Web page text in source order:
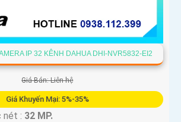
IP 32 KÊNH DAHUA DHI-NVR5832-EI2
Giá Bán: Liên hệ
Giá Khuyến Mại: 5%-35%
nét : 32 MP.